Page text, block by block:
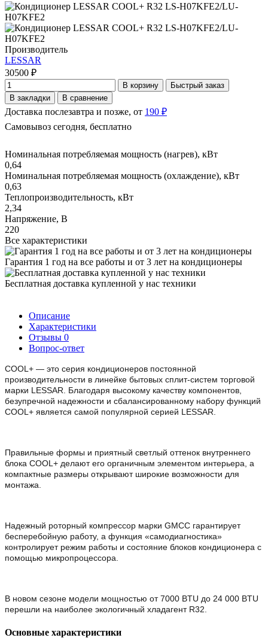
Производитель
LESSAR
30500 ₽
В корзину
Быстрый заказ
В закладки
В сравнение
Доставка послезавтра и позже, от 190 ₽
Самовывоз сегодня, бесплатно
Номинальная потребляемая мощность (нагрев), кВт
0,64
Номинальная потребляемая мощность (охлаждение), кВт
0,63
Теплопроизводительность, кВт
2,34
Напряжение, В
220
Все характеристики
Гарантия 1 год на все работы и от 3 лет на кондиционеры
Бесплатная доставка купленной у нас техники
Описание
Характеристики
Отзывы 0
Вопрос-ответ
COOL+ — это серия кондиционеров постоянной
производительности в линейке бытовых сплит-систем торговой
марки LESSAR. Благодаря высокому качеству компонентов,
безупречной надежности и сбалансированному набору функций
COOL+ является самой популярной серией LESSAR.
Правильные формы и приятный светлый оттенок внутреннего
блока COOL+ делают его органичным элементом интерьера, а
компактные размеры открывают широкие возможности для
монтажа.
Надежный роторный компрессор марки GMCC гарантирует
бесперебойную работу, а функция «самодиагностика»
контролирует режим работы и состояние блоков кондиционера с
помощью микропроцессора.
В новом сезоне модели мощностью от 7000 BTU до 24 000 BTU
перешли на наиболее экологичный хладагент R32.
Основные характеристики